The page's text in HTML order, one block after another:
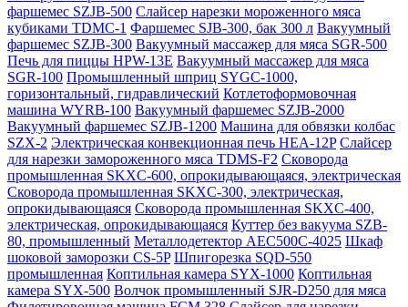
фаршемес SZJB-500 Слайсер нарезки мороженного мяса
кубиками TDMC-1 Фаршемес SJB-300, бак 300 л Вакуумный
фаршемес SZJB-300 Вакуумный массажер для мяса SGR-500
Печь для пиццы HPW-13E Вакуумный массажер для мяса
SGR-100 Промышленный шприц SYGC-1000,
горизонтальный, гидравлический Котлетоформовочная
машина WYRB-100 Вакуумный фаршемес SZJB-2000
Вакуумный фаршемес SZJB-1200 Машина для обвязки колбас
SZX-2 Электрическая конвекционная печь HEA-12P Слайсер
для нарезки замороженного мяса TDMS-F2 Сковорода
промышленная SKXC-600, опрокидывающаяся, электрическая
Сковорода промышленная SKXC-300, электрическая,
опрокидывающаяся Сковорода промышленная SKXC-400,
электрическая, опрокидывающаяся Куттер без вакуума SZB-
80, промышленный Металлодетектор AEC500C-4025 Шкаф
шоковой заморозки CS-5P Шпигорезка SQD-550
промышленная Коптильная камера SYX-1000 Коптильная
камера SYX-500 Волчок промышленный SJR-D250 для мяса